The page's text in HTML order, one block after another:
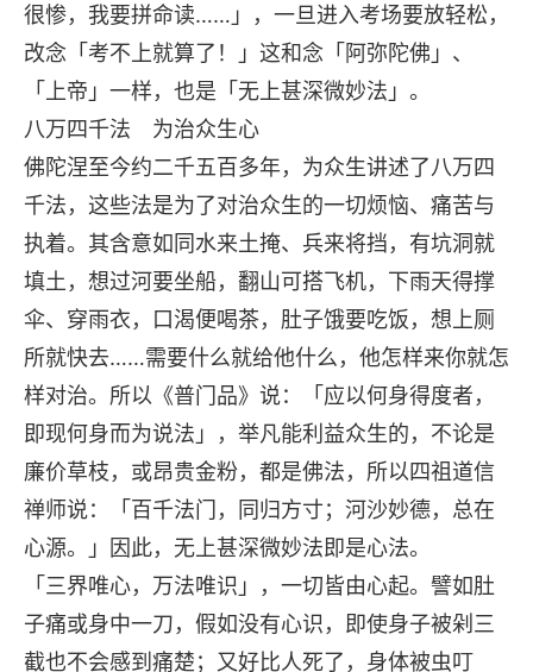
很惨，我要拼命读……」，一旦进入考场要放轻松，
改念「考不上就算了！」这和念「阿弥陀佛」、
「上帝」一样，也是「无上甚深微妙法」。
八万四千法 为治众生心
佛陀涅至今约二千五百多年，为众生讲述了八万四
千法，这些法是为了对治众生的一切烦恼、痛苦与
执着。其含意如同水来土掩、兵来将挡，有坑洞就
填土，想过河要坐船，翻山可搭飞机，下雨天得撑
伞、穿雨衣，口渴便喝茶，肚子饿要吃饭，想上厕
所就快去……需要什么就给他什么，他怎样来你就怎
样对治。所以《普门品》说：「应以何身得度者，
即现何身而为说法」，举凡能利益众生的，不论是
廉价草枝，或昂贵金粉，都是佛法，所以四祖道信
禅师说：「百千法门，同归方寸；河沙妙德，总在
心源。」因此，无上甚深微妙法即是心法。
「三界唯心，万法唯识」，一切皆由心起。譬如肚
子痛或身中一刀，假如没有心识，即使身子被剁三
截也不会感到痛楚；又好比人死了，身体被虫叮